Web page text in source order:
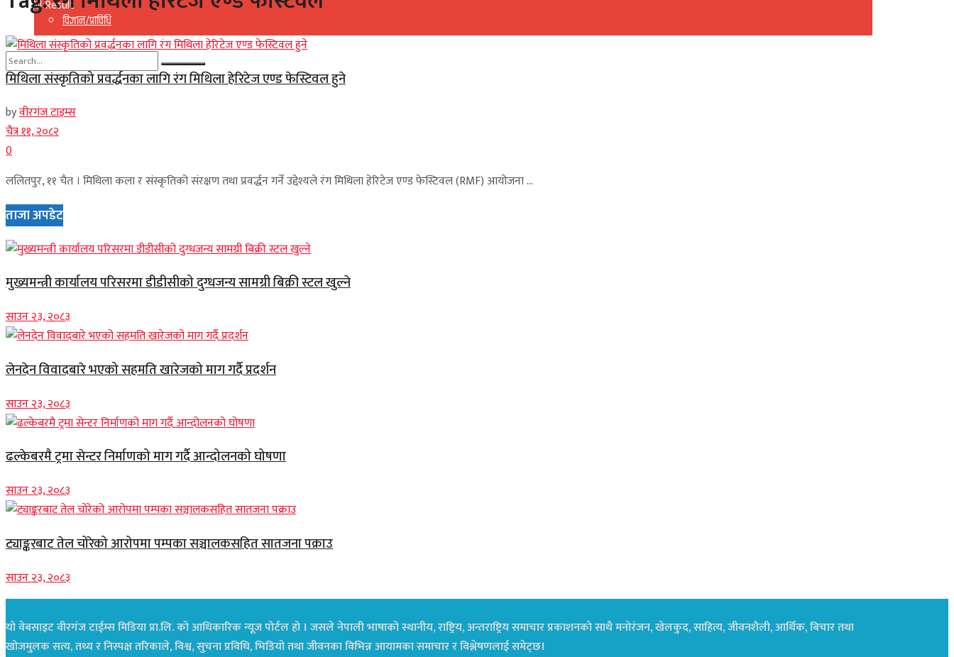
विज्ञान/प्राविधि
No Result
View All Result
View All Result
मिथिला संस्कृतिको प्रवर्द्धनका लागि रंग मिथिला हेरिटेज एण्ड फेस्टिवल हुने
byवीरगंज टाइम्स
चैत्र ११, २०८२
0
ललितपुर, ११ चैत । मिथिला कला र संस्कृतिको संरक्षण तथा प्रवर्द्धन गर्ने उद्देश्यले रंग मिथिला हेरिटेज एण्ड फेस्टिवल (RMF) आयोजना ...
ताजा अपडेट
मुख्यमन्त्री कार्यालय परिसरमा डीडीसीको दुग्धजन्य सामग्री बिक्री स्टल खुल्ने
साउन २३, २०८३
लेनदेन विवादबारे भएको सहमति खारेजको माग गर्दै प्रदर्शन
साउन २३, २०८३
ढल्केबरमै ट्रमा सेन्टर निर्माणको माग गर्दै आन्दोलनको घोषणा
साउन २३, २०८३
ट्याङ्करबाट तेल चोरेको आरोपमा पम्पका सञ्चालकसहित सातजना पक्राउ
साउन २३, २०८३
यो वेबसाइट वीरगंज टाईम्स मिडिया प्रा.लि. को आधिकारिक न्यूज पोर्टल हो । जसले नेपाली भाषाको स्थानीय, राष्ट्रिय, अन्तराष्ट्रिय समाचार प्रकाशनको साथै मनोरंजन, खेलकुद, साहित्य, जीवनशैली, आर्थिक, बिचार तथा
खोजमुलक सत्य, तथ्य र निस्पक्ष तरिकाले, विश्व, सुचना प्रविधि, भिडियो तथा जीवनका विभिन्न आयामका समाचार र विश्लेषणलाई समेट्छ।